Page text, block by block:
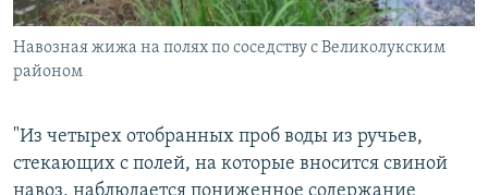
Навозная жижа на полях по соседству с Великолукским
районом
"Из четырех отобранных проб воды из ручьев,
стекающих с полей, на которые вносится свиной